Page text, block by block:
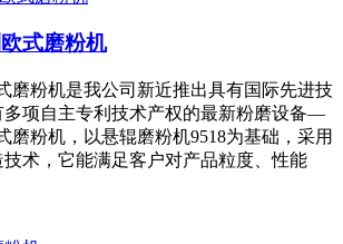
式磨粉机
磨粉机是我公司新近推出具有国际先进技
多项自主专利技术产权的最新粉磨设备—
磨粉机，以悬辊磨粉机9518为基础，采用
术，它能满足客户对产品粒度、性能